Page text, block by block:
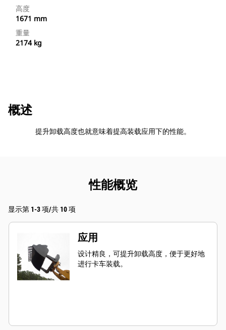
高度
1671 mm
重量
2174 kg
概述
提升卸载高度也就意味着提高装载应用下的性能。
性能概览
显示第 1-3 项/共 10 项
应用
设计精良，可提升卸载高度，便于更好地
进行卡车装载。